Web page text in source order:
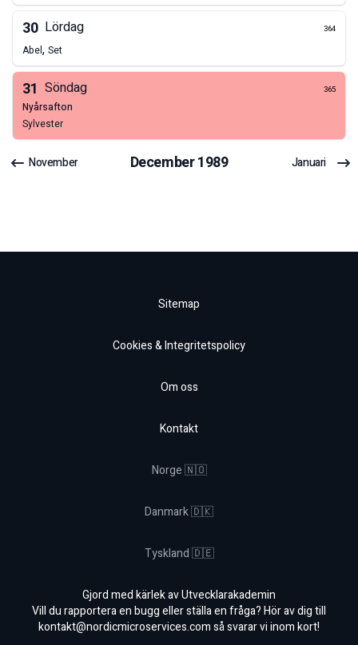
30 Lördag 364
Abel, Set
31 Söndag 365
nyårsafton
Sylvester
November December1989 Januari
Sitemap
Cookies & Integritetspolicy
Om oss
Kontakt
Norge 🇳🇴
Danmark 🇩🇰
Tyskland 🇩🇪
Gjord med kärlek av Utvecklarakademin
Vill du rapportera en bugg eller ställa en fråga? Hör av dig till
kontakt@nordicmicroservices.comså svarar vi inom kort!